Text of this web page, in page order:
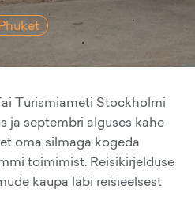
Turismiameti Stockholmi
ja septembri alguses kahe
oma silmaga kogeda
toimimist. Reisikirjelduse
kaupa läbi reisieelsest